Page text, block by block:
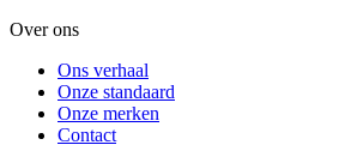
Over ons
Ons verhaal
Onze standaard
Onze merken
Contact